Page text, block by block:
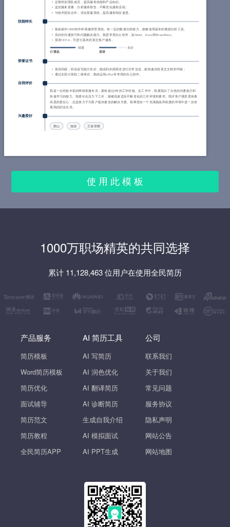
定期培训团队成员，提高服务技能和产品知识。
监控服务质量，分析服务报告，不断优化服务流程。
与技术团队合作，优化客服系统，提高服务响应速度。
技能特长
熟练操作CRM软件和客服管理系统。有一定的数据分析能力，能够使用基本的数据分析工具。
良好的沟通技巧和问题解决能力。熟悉常用办公软件，如Word、Excel和PowerPoint。
英语CET-6，可进行基本的英文客户服务。
计算机
精通
英语
良好
荣誉证书
英语四级，听说读写能力良好，能流利的用英语进行日常交流，能快速浏览英文文档和书籍；
通过全国计算机二级考试，熟练运用office等常用的办公软件。
自我评价
我是一位经验丰富的网络客服专员，拥有超过4年的工作经验。在工作中，我展现出了出色的沟通能力和
快速学习的能力。我擅长在压力下工作，能够迅速适应不断变化的工作环境和要求。我对客户满意度有着
高度的责任心，总是致力于为客户提供最佳的解决方案。我希望在一个充满挑战和机遇的环境中进一步发
展我的职业生涯。
兴趣爱好
爬山 旅游 王者荣耀
使 用 此 模 板
1000万职场精英的共同选择
累计 11,128,463 位用户在使用全民简历
产品服务
简历模板
Word简历模板
简历优化
面试辅导
简历范文
简历教程
全民简历APP
AI 简历工具
AI 写简历
AI 润色优化
AI 翻译简历
AI 诊断简历
生成自我介绍
AI 模拟面试
AI PPT生成
公司
联系我们
关于我们
常见问题
服务协议
隐私声明
网站公告
网站地图